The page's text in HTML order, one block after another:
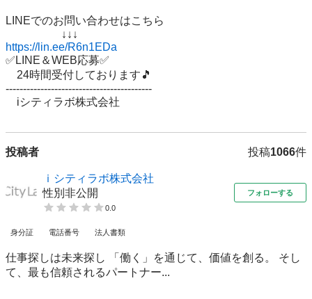
LINEでのお問い合わせはこちら
https://lin.ee/R6n1EDa
✅LINE＆WEB応募✅
24時間受付しております🎵
------------------------------------------
投稿者 投稿1066件
ｉシティラボ株式会社
性別非公開
0.0
フォローする
身分証 電話番号 法人書類
仕事探しは未来探し 「働く」を通じて、価値を創る。 そし
て、最も信頼されるパートナー...